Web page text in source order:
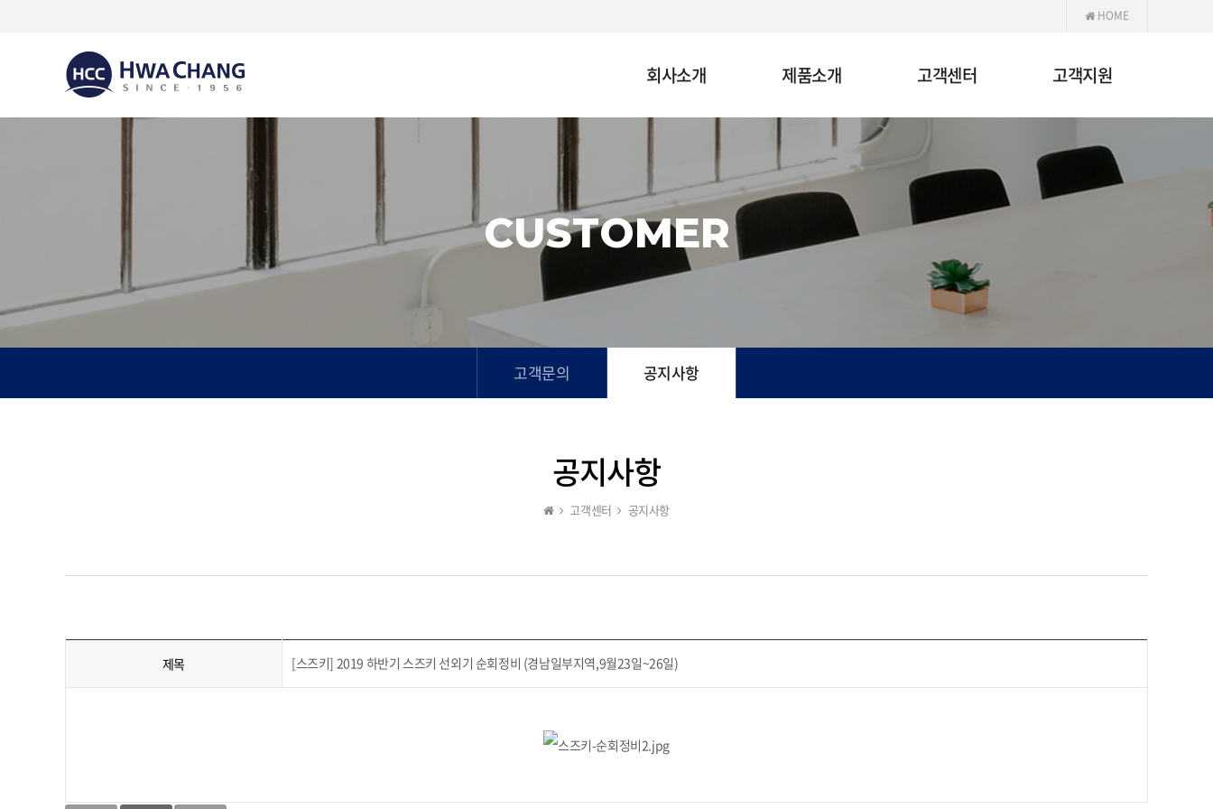
HOME
회사소개 제품소개 고객센터 고객지원
CUSTOMER
고객문의 공지사항
공지사항
고객센터 공지사항
제목 [스즈키] 2019 하반기 스즈키 선외기 순회정비 (경남일부지역,9월23일~26일)